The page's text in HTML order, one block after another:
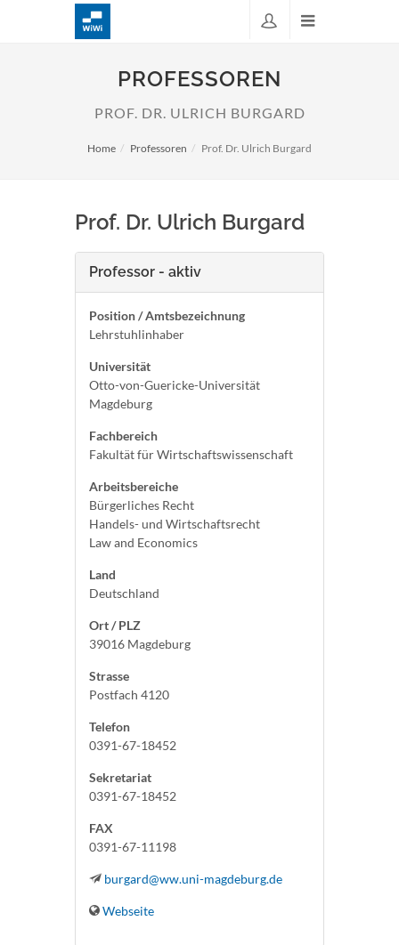
PROFESSOREN
PROF. DR. ULRICH BURGARD
Home Professoren Prof. Dr. Ulrich Burgard
Prof. Dr. Ulrich Burgard
Professor - aktiv
Position / Amtsbezeichnung
Lehrstuhlinhaber
Universität
Otto-von-Guericke-Universität
Magdeburg
Fachbereich
Fakultät für Wirtschaftswissenschaft
Arbeitsbereiche
Bürgerliches Recht
Handels- und Wirtschaftsrecht
Law and Economics
Land
Deutschland
Ort / PLZ
39016 Magdeburg
Strasse
Postfach 4120
Telefon
0391-67-18452
Sekretariat
0391-67-18452
FAX
0391-67-11198
burgard@ww.uni-magdeburg.de
Webseite